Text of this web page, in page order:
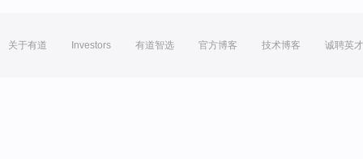
关于有道 Investors 有道智选 官方博客 技术博客 诚聘英才